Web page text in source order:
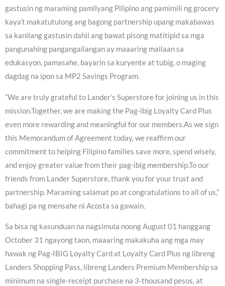
gastusin ng maraming pamilyang Pilipino ang pamimili ng grocery
kaya’t makatutulong ang bagong partnership upang makabawas
sa kanilang gastusin dahil ang bawat pisong matitipid sa mga
pangunahing pangangailangan ay maaaring mailaan sa
edukasyon, pamasahe, bayarin sa kuryente at tubig, o maging
dagdag na ipon sa MP2 Savings Program.
“We are truly grateful to Lander’s Superstore for joining us in this
mission.Together, we are making the Pag-ibig Loyalty Card Plus
even more rewarding and meaningful for our members.As we sign
this Memorandum of Agreement today, we reaffirm our
commitment to helping Filipino families save more, spend wisely,
and enjoy greater value from their pag-ibig membership.To our
friends from Lander Superstore, thank you for your trust and
partnership. Maraming salamat po at congratulations to all of us,”
bahagi pa ng mensahe ni Acosta sa gawain.
Sa bisa ng kasunduan na nagsimula noong August 01 hanggang
October 31 ngayong taon, maaaring makakuha ang mga may
hawak ng Pag-IBIG Loyalty Card at Loyalty Card Plus ng libreng
Landers Shopping Pass, libreng Landers Premium Membership sa
minimum na single-receipt purchase na 3-thousand pesos, at